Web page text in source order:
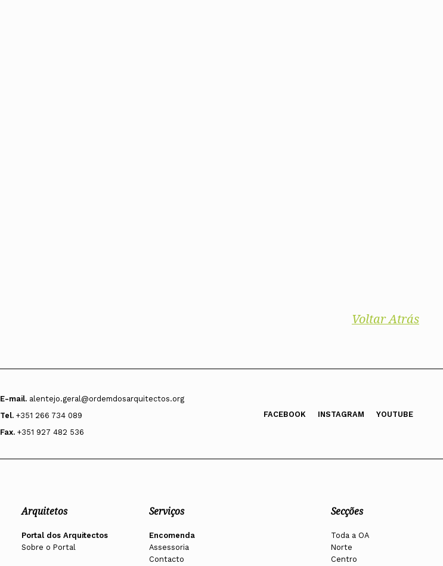
Voltar Atrás
E-mail. alentejo.geral@ordemdosarquitectos.org
Tel. +351 266 734 089
Fax. +351 927 482 536
FACEBOOK INSTAGRAM YOUTUBE
Arquitetos
Portal dos Arquitectos
Sobre o Portal
Serviços
Encomenda
Assessoria
Contacto
Secções
Toda a OA
Norte
Centro